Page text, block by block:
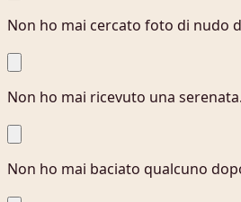
Non ho mai cercato foto di nudo
Non ho mai ricevuto una serenata.
Non ho mai baciato qualcuno